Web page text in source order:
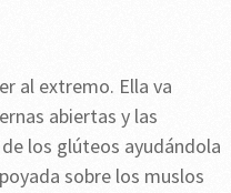
al extremo. Ella va
abiertas y las
los glúteos ayudándola
sobre los muslos